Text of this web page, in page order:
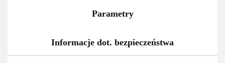
Parametry
Informacje dot. bezpieczeństwa